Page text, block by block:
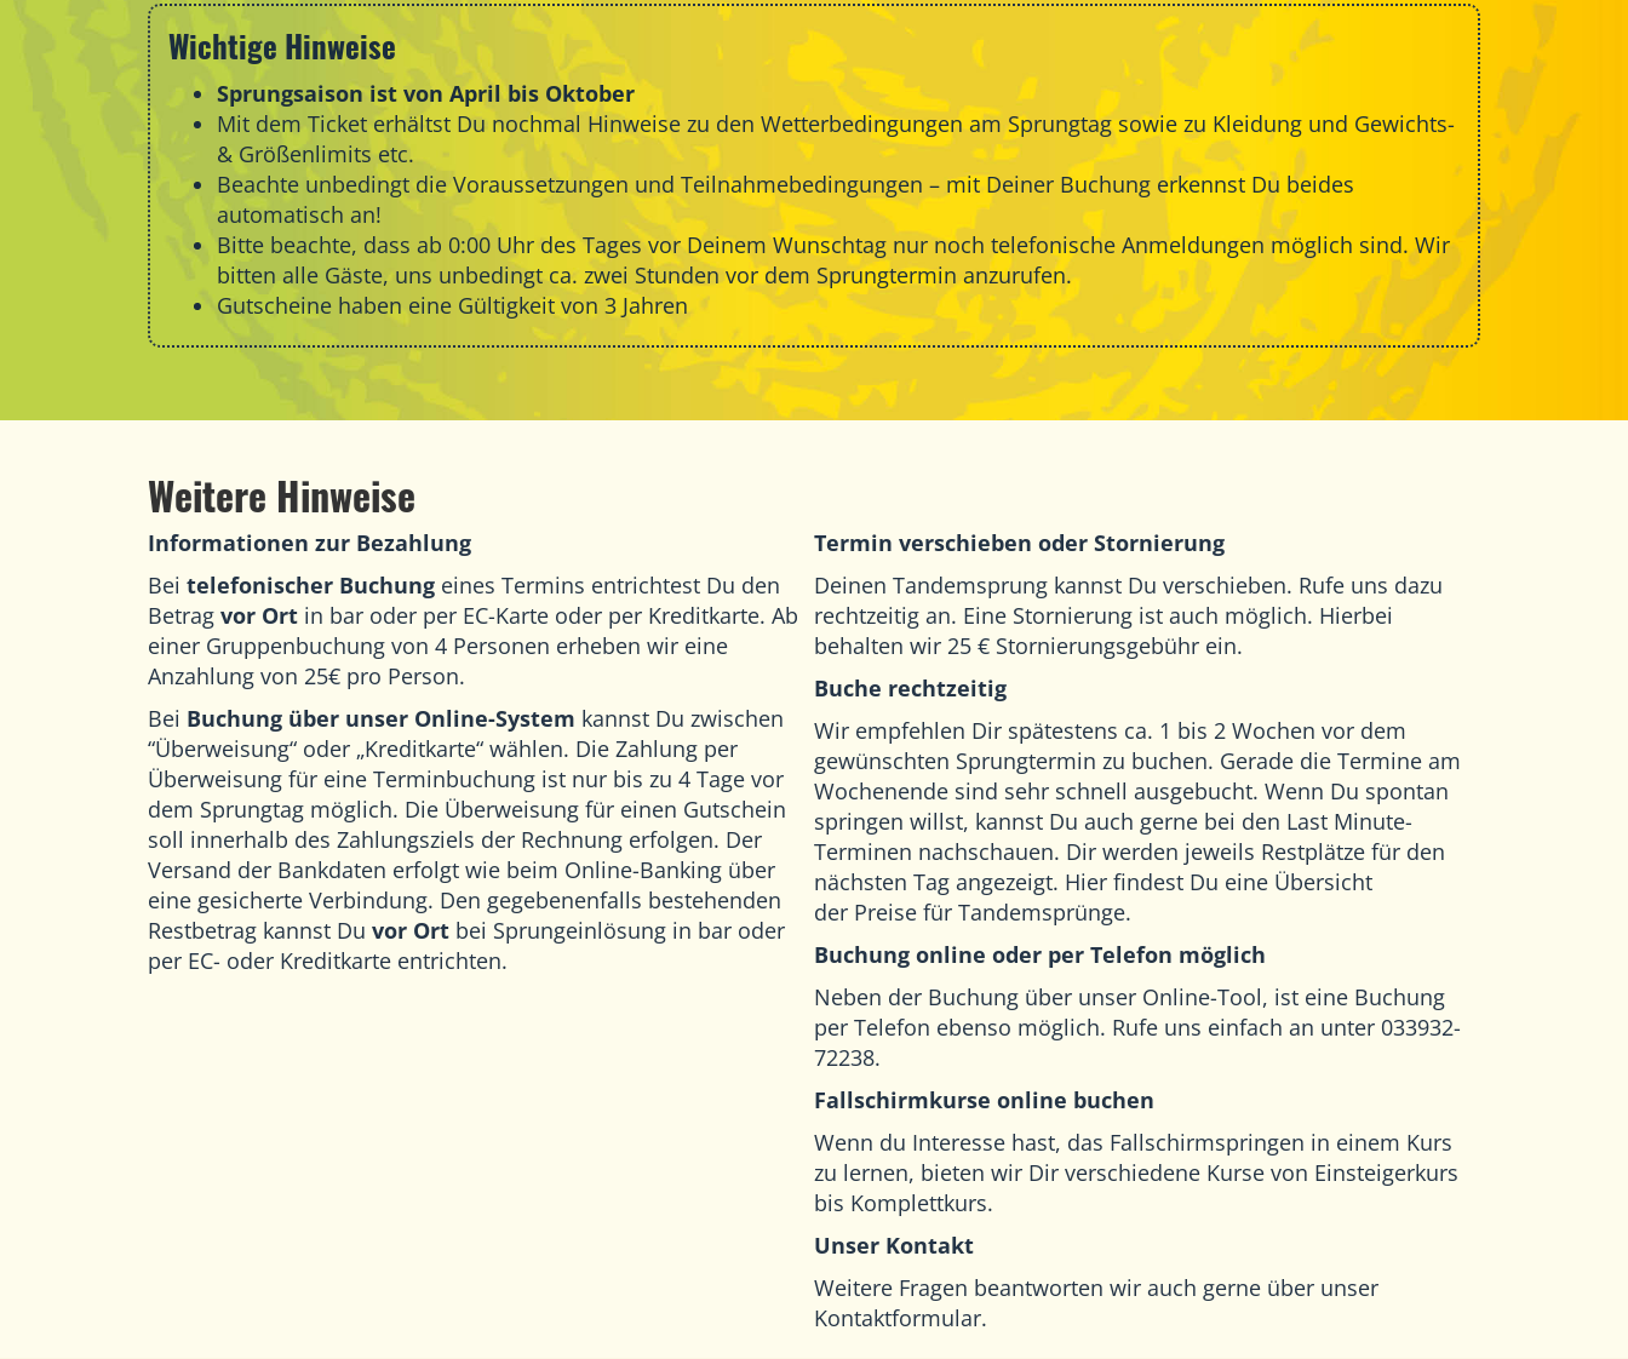
Wichtige Hinweise
Sprungsaison ist von April bis Oktober
Mit dem Ticket erhältst Du nochmal Hinweise zu den Wetterbedingungen am Sprungtag sowie zu Kleidung und Gewichts-
& Größenlimits etc.
Beachte unbedingt die Voraussetzungen und Teilnahmebedingungen – mit Deiner Buchung erkennst Du beides
automatisch an!
Bitte beachte, dass ab 0:00 Uhr des Tages vor Deinem Wunschtag nur noch telefonische Anmeldungen möglich sind. Wir
bitten alle Gäste, uns unbedingt ca. zwei Stunden vor dem Sprungtermin anzurufen.
Gutscheine haben eine Gültigkeit von 3 Jahren
Weitere Hinweise
Informationen zur Bezahlung
Bei telefonischer Buchung eines Termins entrichtest Du den
Betrag vor Ort in bar oder per EC-Karte oder per Kreditkarte. Ab
einer Gruppenbuchung von 4 Personen erheben wir eine
Anzahlung von 25€ pro Person.
Bei Buchung über unser Online-System kannst Du zwischen
“Überweisung“ oder „Kreditkarte“ wählen. Die Zahlung per
Überweisung für eine Terminbuchung ist nur bis zu 4 Tage vor
dem Sprungtag möglich. Die Überweisung für einen Gutschein
soll innerhalb des Zahlungsziels der Rechnung erfolgen. Der
Versand der Bankdaten erfolgt wie beim Online-Banking über
eine gesicherte Verbindung. Den gegebenenfalls bestehenden
Restbetrag kannst Du vor Ort bei Sprungeinlösung in bar oder
per EC- oder Kreditkarte entrichten.
Termin verschieben oder Stornierung
Deinen Tandemsprung kannst Du verschieben. Rufe uns dazu
rechtzeitig an. Eine Stornierung ist auch möglich. Hierbei
behalten wir 25 € Stornierungsgebühr ein.
Buche rechtzeitig
Wir empfehlen Dir spätestens ca. 1 bis 2 Wochen vor dem
gewünschten Sprungtermin zu buchen. Gerade die Termine am
Wochenende sind sehr schnell ausgebucht. Wenn Du spontan
springen willst, kannst Du auch gerne bei den Last Minute-
Terminen nachschauen. Dir werden jeweils Restplätze für den
nächsten Tag angezeigt. Hier findest Du eine Übersicht
der Preise für Tandemsprünge.
Buchung online oder per Telefon möglich
Neben der Buchung über unser Online-Tool, ist eine Buchung
per Telefon ebenso möglich. Rufe uns einfach an unter 033932-
72238.
Fallschirmkurse online buchen
Wenn du Interesse hast, das Fallschirmspringen in einem Kurs
zu lernen, bieten wir Dir verschiedene Kurse von Einsteigerkurs
bis Komplettkurs.
Unser Kontakt
Weitere Fragen beantworten wir auch gerne über unser
Kontaktformular.